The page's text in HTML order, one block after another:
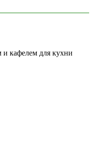
кафелем для кухни